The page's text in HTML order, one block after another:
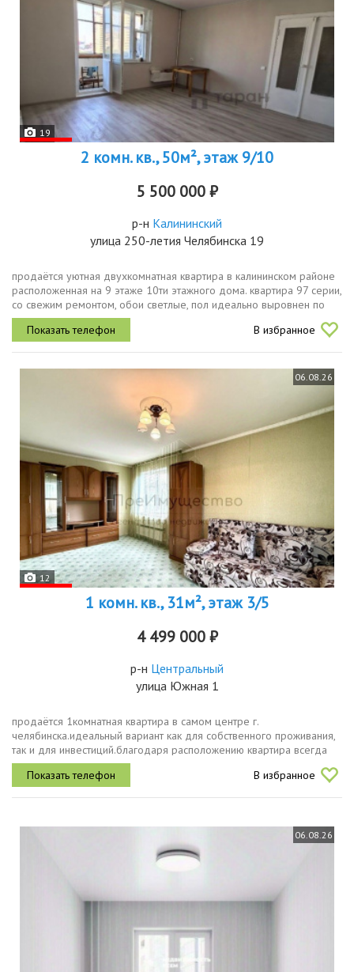
19
2 комн. кв., 50м², этаж 9/10
5 500 000 ₽
р-н Калининский
улица 250-летия Челябинска 19
продаётся уютная двухкомнатная квартира в калининском районе
расположенная на 9 этаже 10ти этажного дома. квартира 97 серии,
со свежим ремонтом, обои светлые, пол идеально выровнен по
всей квартире и уложен ламинат, потолок ровный, в большой...
В избранное
06.08.26
12
1 комн. кв., 31м², этаж 3/5
4 499 000 ₽
р-н Центральный
улица Южная 1
продаётся 1комнатная квартира в самом центре г.
челябинска.идеальный вариант как для собственного проживания,
так и для инвестиций.благодаря расположению квартира всегда
будет востребована для сдачи в аренду.главное преимущество
локацияв шаговой...
В избранное
06.08.26